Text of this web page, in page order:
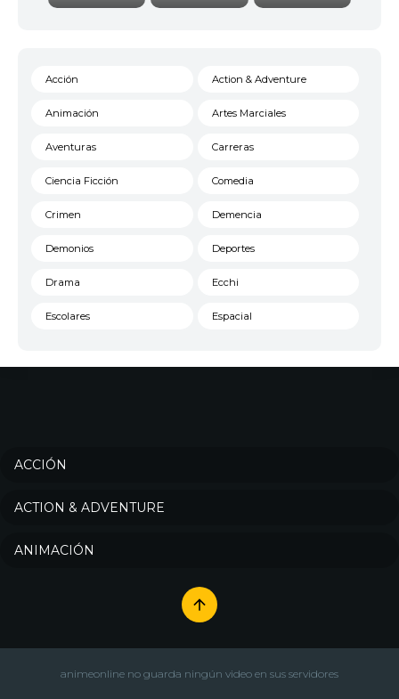
Acción Action & Adventure
Animación Artes Marciales
Aventuras Carreras
Ciencia Ficción Comedia
Crimen Demencia
Demonios Deportes
Drama Ecchi
Escolares Espacial
Música
Romance
ACCIÓN
ACTION & ADVENTURE
ANIMACIÓN
animeonline no guarda ningún video en sus servidores